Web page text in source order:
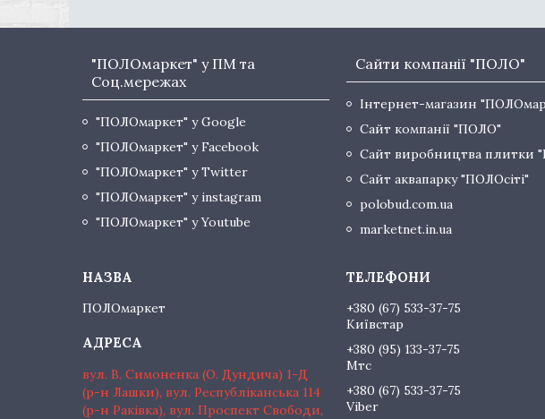
"ПОЛОмаркет" у ПМ та
Соц.мережах
"ПОЛОмаркет" у Google
"ПОЛОмаркет" у Facebook
"ПОЛОмаркет" у Twitter
"ПОЛОмаркет" у instagram
"ПОЛОмаркет" у Youtube
Сайти компанії "ПОЛО"
Інтернет-магазин
Сайт компанії "ПОЛО"
Сайт виробництва плитки
Сайт аквапарку "ПОЛОсіті"
polobud.com.ua
marketnet.in.ua
ПОЛОмаркет
вул. В. Симоненка (О. Дундича) 1-Д
(р-н Лашки), вул. Республіканська 114
(р-н Раківка), вул. Проспект Свободи,
+380 (67) 533-37-75
Київстар
+380 (95) 133-37-75
Мтс
+380 (67) 533-37-75
Viber